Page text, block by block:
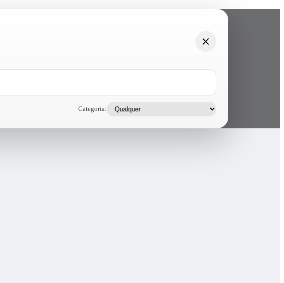
Categoria: